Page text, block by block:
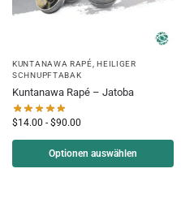
KUNTANAWA RAPÉ ,HEILIGER
SCHNUPFTABAK
Kuntanawa Rapé – Jatoba
$14.00 - $90.00
Optionen auswählen